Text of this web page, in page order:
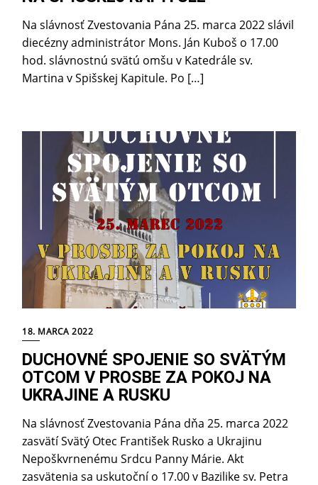
Na slávnosť Zvestovania Pána 25. marca 2022 slávil
diecézny administrátor Mons. Ján Kuboš o 17.00
hod. slávnostnú svätú omšu v Katedrále sv.
Martina v Spišskej Kapitule. Po […]
18. MARCA 2022
DUCHOVNÉ SPOJENIE SO SVÄTÝM
OTCOM V PROSBE ZA POKOJ NA
UKRAJINE A RUSKU
Na slávnosť Zvestovania Pána dňa 25. marca 2022
zasvätí Svätý Otec František Rusko a Ukrajinu
Nepoškvrnenému Srdcu Panny Márie. Akt
zasvätenia sa uskutoční o 17.00 v Bazilike sv. Petra